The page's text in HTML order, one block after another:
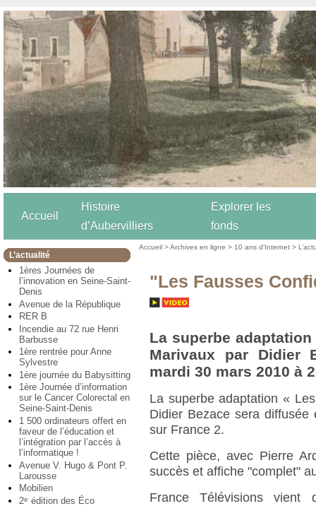
Accueil
Histoire
d’Aubervilliers
Explorer les
fonds
L’actualité
1ères Journées de
l’innovation en Seine-Saint-
Denis
Avenue de la République
RER B
Incendie au 72 rue Henri
Barbusse
1ère rentrée pour Anne
Sylvestre
1ère journée du Babysitting
1ère Journée d’information
sur le Cancer Colorectal en
Seine-Saint-Denis
1 500 ordinateurs offert en
faveur de l’éducation et
l’intégration par l’accès à
l’informatique !
Avenue V. Hugo & Pont P.
Larousse
Mobilien
2e édition des Éco
Accueil >Archives en ligne > 10 ans d’Internet >
"Les Fausses
La superbe
Marivaux par Didier
mardi 30 mars 2010 à
La superbe adaptation «
Didier Bezace sera
sur France 2.
Cette pièce, avec Pierre
succès et affiche "complet"
France Télévisions